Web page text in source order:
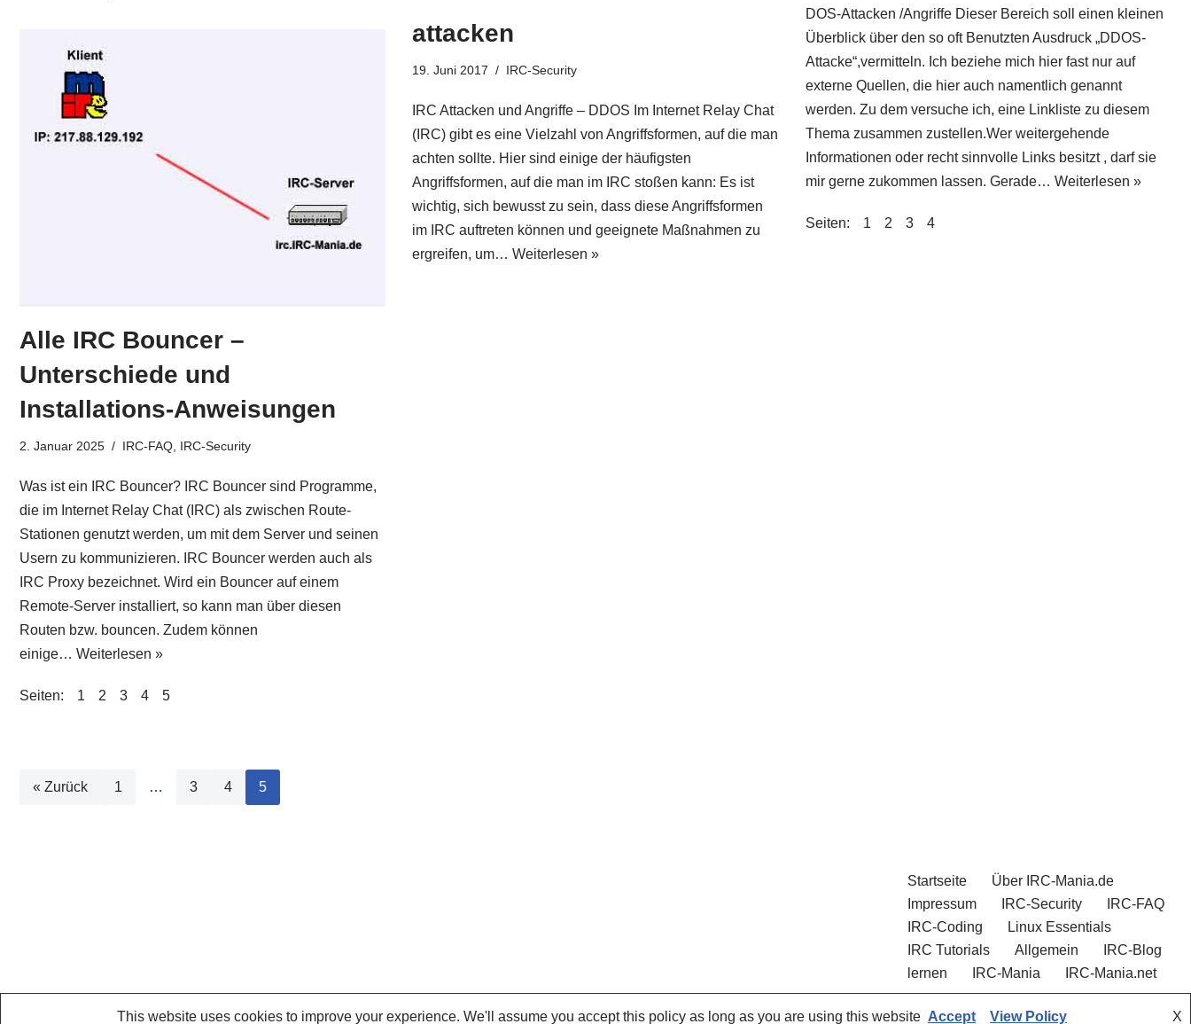
DOS-Attacken /Angriffe Dieser Bereich soll einen kleinen
Überblick über den so oft Benutzten Ausdruck „DDOS-
Attacke“,vermitteln. Ich beziehe mich hier fast nur auf
externe Quellen, die hier auch namentlich genannt
werden. Zu dem versuche ich, eine Linkliste zu diesem
Thema zusammen zustellen.Wer weitergehende
Informationen oder recht sinnvolle Links besitzt , darf sie
mir gerne zukommen lassen. Gerade… Weiterlesen »
Seiten: 1 2 3 4
attacken
19. Juni 2017 IRC-Security
IRC Attacken und Angriffe – DDOS Im Internet Relay Chat
(IRC) gibt es eine Vielzahl von Angriffsformen, auf die man
achten sollte. Hier sind einige der häufigsten
Angriffsformen, auf die man im IRC stoßen kann: Es ist
wichtig, sich bewusst zu sein, dass diese Angriffsformen
im IRC auftreten können und geeignete Maßnahmen zu
ergreifen, um…Weiterlesen »
Alle IRC Bouncer –
Unterschiede und
Installations-Anweisungen
2. Januar 2025 IRC-FAQ, IRC-Security
Was ist ein IRC Bouncer? IRC Bouncer sind Programme,
die im Internet Relay Chat (IRC) als zwischen Route-
Stationen genutzt werden, um mit dem Server und seinen
Usern zu kommunizieren. IRC Bouncer werden auch als
IRC Proxy bezeichnet. Wird ein Bouncer auf einem
Remote-Server installiert, so kann man über diesen
Routen bzw. bouncen. Zudem können
einige… Weiterlesen »
Seiten: 1 2 3 4 5
« Zurück 1 … 3 4 5
Startseite
Über IRC-Mania.de
Impressum
IRC-Security
IRC-FAQ
IRC-Coding
Linux Essentials
IRC Tutorials
Allgemein
IRC-Blog
lernen
IRC-Mania IRC-Mania.net
Kommerzielle AngeboteThis website uses cookies to improve your experience. We'll assume you accept this policy as long as you are using this website X
Accept View Policy